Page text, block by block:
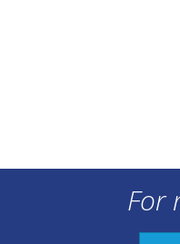
For